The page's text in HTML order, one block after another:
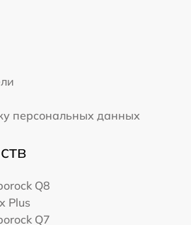
персональных данных
Q8
Plus
Q7